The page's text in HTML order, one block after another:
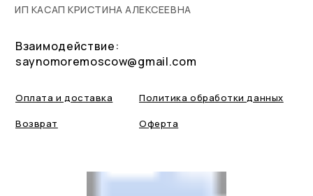
Оферта
Оплата и доставка
Возврат
Политика обработки данных
Взаимодействие:
saynomoremoscow@gmail.com
ИП КАСАП КРИСТИНА АЛЕКСЕЕВНА